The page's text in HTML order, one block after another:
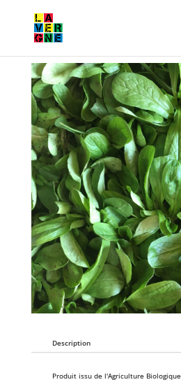
Description
Produit issu de l'Agriculture Biologique